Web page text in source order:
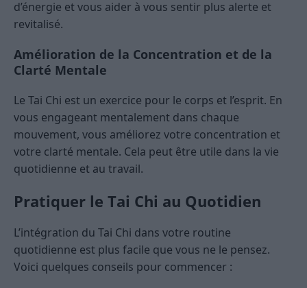
d’énergie et vous aider à vous sentir plus alerte et
revitalisé.
Amélioration de la Concentration et de la
Clarté Mentale
Le Tai Chi est un exercice pour le corps et l’esprit. En
vous engageant mentalement dans chaque
mouvement, vous améliorez votre concentration et
votre clarté mentale. Cela peut être utile dans la vie
quotidienne et au travail.
Pratiquer le Tai Chi au Quotidien
L’intégration du Tai Chi dans votre routine
quotidienne est plus facile que vous ne le pensez.
Voici quelques conseils pour commencer :